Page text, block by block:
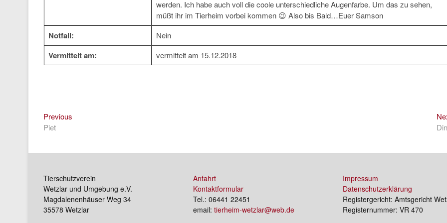
werden. Ich habe auch voll die coole unterschiedliche Augenfarbe. Um das zu sehen,
müßt ihr im Tierheim vorbei kommen 😉 Also bis Bald…Euer Samson
Notfall: Nein
Vermittelt am: vermittelt am 15.12.2018
Beitragsnavigation
Previous
Piet
Tierschutzverein
Wetzlar und Umgebung e.V.
Magdalenenhäuser Weg 34
35578 Wetzlar
Anfahrt
Kontaktformular
Tel.: 06441 22451
email: tierheim-wetzlar@web.de
Impressum
Datenschutzerklärung
Registergericht: Amtsgericht
Registernummer: VR 470